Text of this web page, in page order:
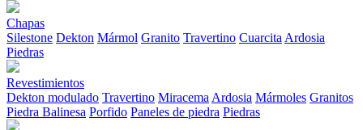
Chapas
Silestone Dekton Mármol Granito Travertino Cuarcita Ardosia
Piedras
Revestimientos
Dekton modulado Travertino Miracema Ardosia Mármoles Granitos
Piedra Balinesa Porfido Paneles de piedra Piedras